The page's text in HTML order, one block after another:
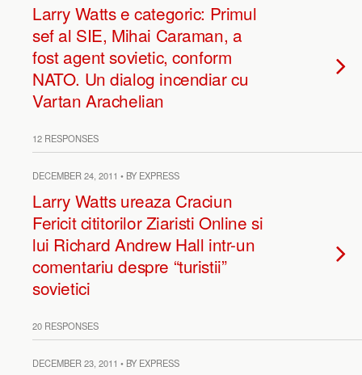
Larry Watts e categoric: Primul
sef al SIE, Mihai Caraman, a
fost agent sovietic, conform
NATO. Un dialog incendiar cu
Vartan Arachelian
12 RESPONSES
DECEMBER 24, 2011 • BY EXPRESS
Larry Watts ureaza Craciun
Fericit cititorilor Ziaristi Online si
lui Richard Andrew Hall intr-un
comentariu despre “turistii”
sovietici
20 RESPONSES
DECEMBER 23, 2011 • BY EXPRESS